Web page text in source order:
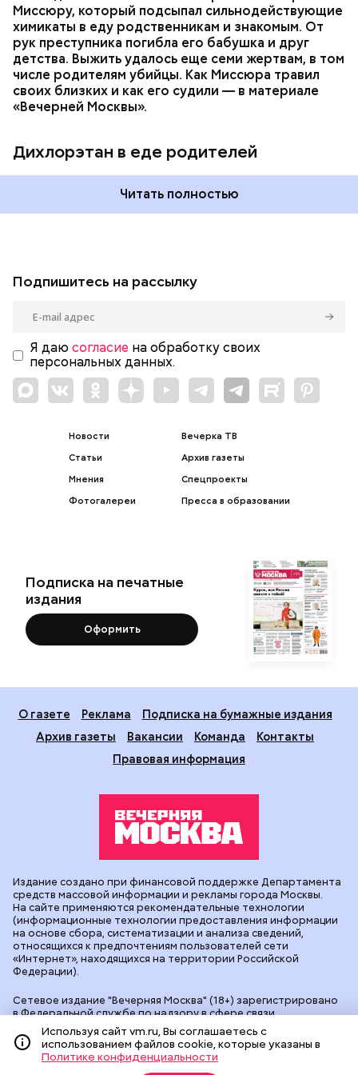
Миссюру, который подсыпал сильнодействующие
химикаты в еду родственникам и знакомым. От
рук преступника погибла его бабушка и друг
детства. Выжить удалось еще семи жертвам, в том
числе родителям убийцы. Как Миссюра травил
своих близких и как его судили — в материале
«Вечерней Москвы».
Дихлорэтан в еде родителей
Читать полностью
Подпишитесь на рассылку
Я даю согласие на обработку своих
персональных данных.
Новости
Статьи
Мнения
Фотогалереи
Вечерка ТВ
Архив газеты
Спецпроекты
Пресса в образовании
Подписка на печатные
издания
Оформить
О газете Реклама
Подписка на бумажные издания
Архив газеты
Вакансии Команда
Контакты
Правовая информация
Сетевое издание "Вечерняя Москва" (18+) зарегистрировано
в Федеральной службе по надзору в сфере связи,
информационных технологий и массовых коммуникаций
(Роскомнадзор). Свидетельство о регистрации ЭЛ № ФС 77 -
90524 от 09.12.2025. Учредитель: АО "Редакция газеты
"Вечерняя Москва". Главный редакторvm.ru
Издание создано при финансовой поддержке Департамента
средств массовой информации и рекламы города Москвы.
На сайте применяются рекомендательные технологии
(информационные технологии предоставления информации
на основе сбора, систематизации и анализа сведений,
относящихся к предпочтениям пользователей сети
«Интернет», находящихся на территории Российской
Федерации).
Используя сайт vm.ru, Вы соглашаетесь с
использованием файлов cookie, которые указаны в
Политике конфиденциальности